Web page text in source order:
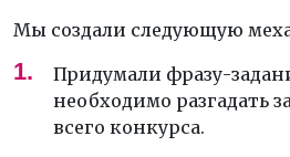
Мы создали следующую
Придумали фразу-
необходимо разгадать
всего конкурса.